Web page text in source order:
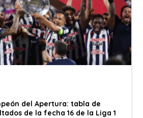
del Apertura: tabla de
de la fecha 16 de la Liga 1